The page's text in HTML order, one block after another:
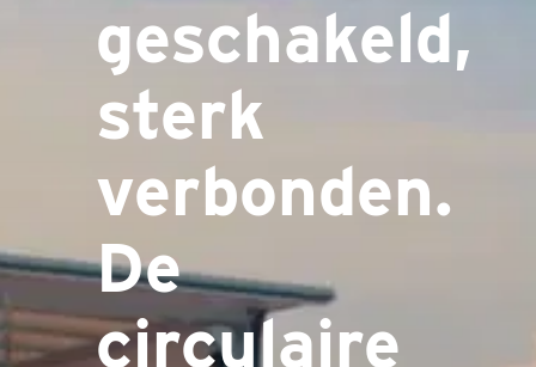
geschakeld,
sterk
verbonden.
De
circulaire